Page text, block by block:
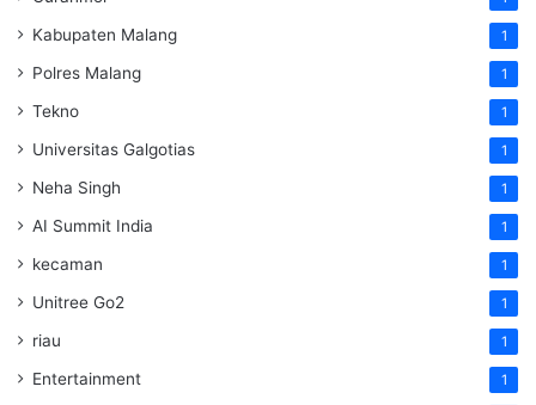
Kabupaten Malang 1
Polres Malang 1
Tekno 1
Universitas Galgotias 1
Neha Singh 1
AI Summit India 1
kecaman 1
Unitree Go2 1
riau 1
Entertainment 1